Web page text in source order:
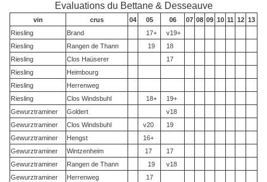
Evaluations du Bettane & Desseauve
vin crus 04 05 06 07 08 09 10 11 12 13
Riesling
Brand 17+
v19+
Riesling
Rangen de Thann 19
18
Riesling
Clos Haüserer
17
Riesling
Heimbourg
Riesling
Herrenweg
Riesling
Clos Windsbuhl 18+
19+
Gewurztraminer
Goldert
v18
Gewurztraminer
Clos Windsbuhl v20
19
Gewurztraminer
Hengst
16+
Gewurztraminer
Wintzenheim 17
17
Gewurztraminer
Rangen de Thann 19
v18
Gewurztraminer
Herrenweg
17